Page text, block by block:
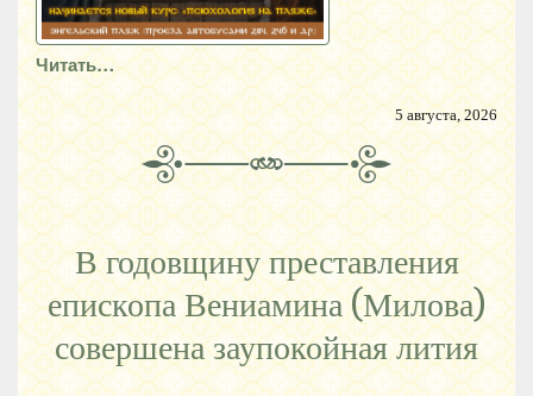
Читать…
5 августа, 2026
В годовщину преставления
епископа Вениамина (Милова)
совершена заупокойная лития